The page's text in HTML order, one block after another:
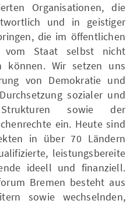
Organisationen, die
und in geistiger
die im öffentlichen
vom Staat selbst nicht
können. Wir setzen uns
von Demokratie und
sozialer und
Strukturen sowie der
ein. Heute sind
in über 70 Ländern
leistungsbereite
ideell und finanziell.
Bremen besteht aus
sowie wechselnden,